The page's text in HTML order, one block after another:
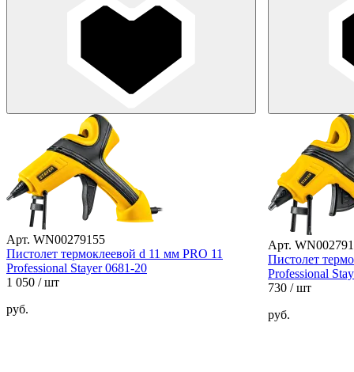
Арт. WN00279155
Пистолет термоклеевой d 11 мм PRO 11
Professional Stayer 0681-20
1 050 / шт
руб.
Арт.
Пистолет
Professional
730 / шт
руб.